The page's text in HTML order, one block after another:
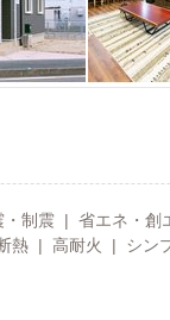
制震 | 省エネ・創
熱 | 高耐火 | シン